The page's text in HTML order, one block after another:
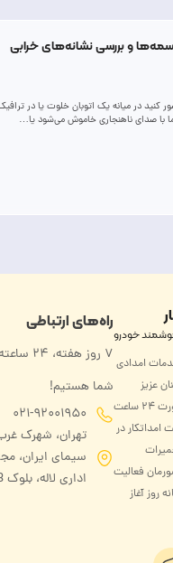
و بررسی نشانه‌های خرابی
کنید در میانه یک اتوبان خلوت یا در
با صدای ناهنجاری خاموش می‌شود یا…
خودرو
امدادی
عزیز
کشورمان فعالیت خود را به صورت ۲۴ ساعت
امداتکار در
فعالیت
شبانه روز آغاز
راه‌های ارتباطی
۷ روز
شما هستیم!
021-92001950
تهران، شهرک
سیمای ایران،
اداری لاله، بلوک B، طبقه ۶ و 7